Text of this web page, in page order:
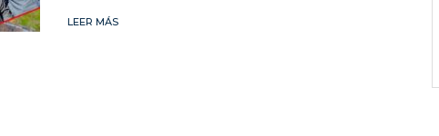
LEER MÁS